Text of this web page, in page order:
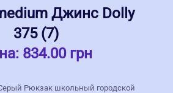
Джинс Dolly
375 (7)
834.00 грн
Рюкзак школьный городской